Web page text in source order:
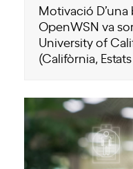
Motivació
OpenWSN va
University of
(Califòrnia, Estats